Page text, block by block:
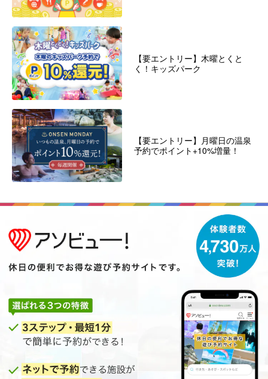
【要エントリー】木曜とくと
く！キッズパーク
【要エントリー】月曜日の温泉
予約でポイント+10%増量！